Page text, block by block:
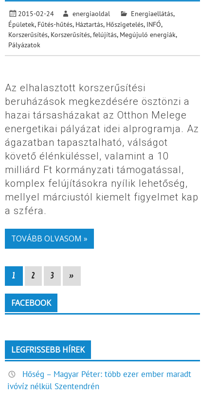
2015-02-24 energiaoldal Energiaellátás,
Épületek, Fűtés-hűtés, Háztartás, Hőszigetelés, INFÓ,
Korszerűsítés, Korszerűsítés, felújítás, Megújuló energiák,
Pályázatok
Az elhalasztott korszerűsítési
beruházások megkezdésére ösztönzi a
hazai társasházakat az Otthon Melege
energetikai pályázat idei alprogramja. Az
ágazatban tapasztalható, válságot
követő élénküléssel, valamint a 10
milliárd Ft kormányzati támogatással,
komplex felújításokra nyílik lehetőség,
mellyel márciustól kiemelt figyelmet kap
a szféra.
TOVÁBB OLVASOM »
1 2 3 »
FACEBOOK
LEGFRISSEBB HÍREK
Hőség – Magyar Péter: több ezer ember maradt
ivóvíz nélkül Szentendrén